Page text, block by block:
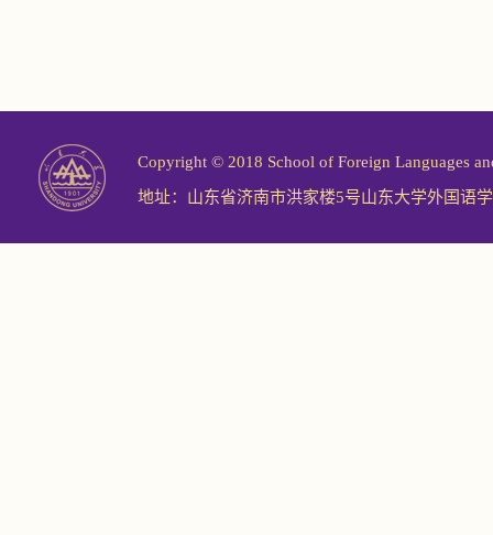
Copyright © 2018 School of Foreign Languages
地址：山东省济南市洪家楼5号山东大学外国语